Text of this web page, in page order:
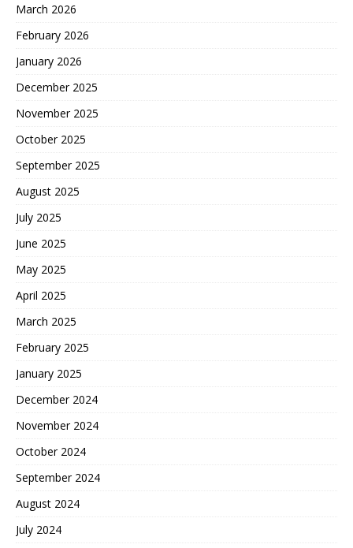
March 2026
February 2026
January 2026
December 2025
November 2025
October 2025
September 2025
August 2025
July 2025
June 2025
May 2025
April 2025
March 2025
February 2025
January 2025
December 2024
November 2024
October 2024
September 2024
August 2024
July 2024